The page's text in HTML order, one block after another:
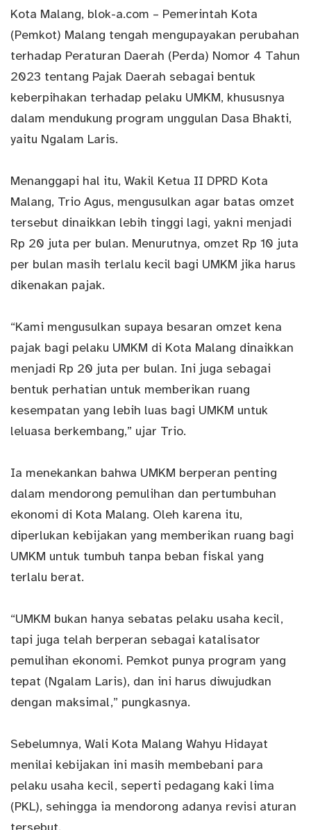
Kota Malang, blok-a.com – Pemerintah Kota
(Pemkot) Malang tengah mengupayakan perubahan
terhadap Peraturan Daerah (Perda) Nomor 4 Tahun
2023 tentang Pajak Daerah sebagai bentuk
keberpihakan terhadap pelaku UMKM, khususnya
dalam mendukung program unggulan Dasa Bhakti,
yaitu Ngalam Laris.
Menanggapi hal itu, Wakil Ketua II DPRD Kota
Malang, Trio Agus, mengusulkan agar batas omzet
tersebut dinaikkan lebih tinggi lagi, yakni menjadi
Rp 20 juta per bulan. Menurutnya, omzet Rp 10 juta
per bulan masih terlalu kecil bagi UMKM jika harus
dikenakan pajak.
“Kami mengusulkan supaya besaran omzet kena
pajak bagi pelaku UMKM di Kota Malang dinaikkan
menjadi Rp 20 juta per bulan. Ini juga sebagai
bentuk perhatian untuk memberikan ruang
kesempatan yang lebih luas bagi UMKM untuk
leluasa berkembang,” ujar Trio.
Ia menekankan bahwa UMKM berperan penting
dalam mendorong pemulihan dan pertumbuhan
ekonomi di Kota Malang. Oleh karena itu,
diperlukan kebijakan yang memberikan ruang bagi
UMKM untuk tumbuh tanpa beban fiskal yang
terlalu berat.
“UMKM bukan hanya sebatas pelaku usaha kecil,
tapi juga telah berperan sebagai katalisator
pemulihan ekonomi. Pemkot punya program yang
tepat (Ngalam Laris), dan ini harus diwujudkan
dengan maksimal,” pungkasnya.
Sebelumnya, Wali Kota Malang Wahyu Hidayat
menilai kebijakan ini masih membebani para
pelaku usaha kecil, seperti pedagang kaki lima
(PKL), sehingga ia mendorong adanya revisi aturan